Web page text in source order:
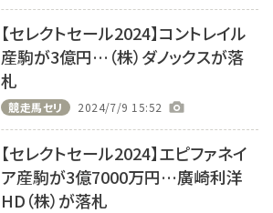
【セレクトセール2024】コントレイル
産駒が3億円…（株）ダノックスが落
札
競走馬セリ 2024/7/9 15:52
【セレクトセール2024】エピファネイ
ア産駒が3億7000万円…廣崎利洋
HD（株）が落札